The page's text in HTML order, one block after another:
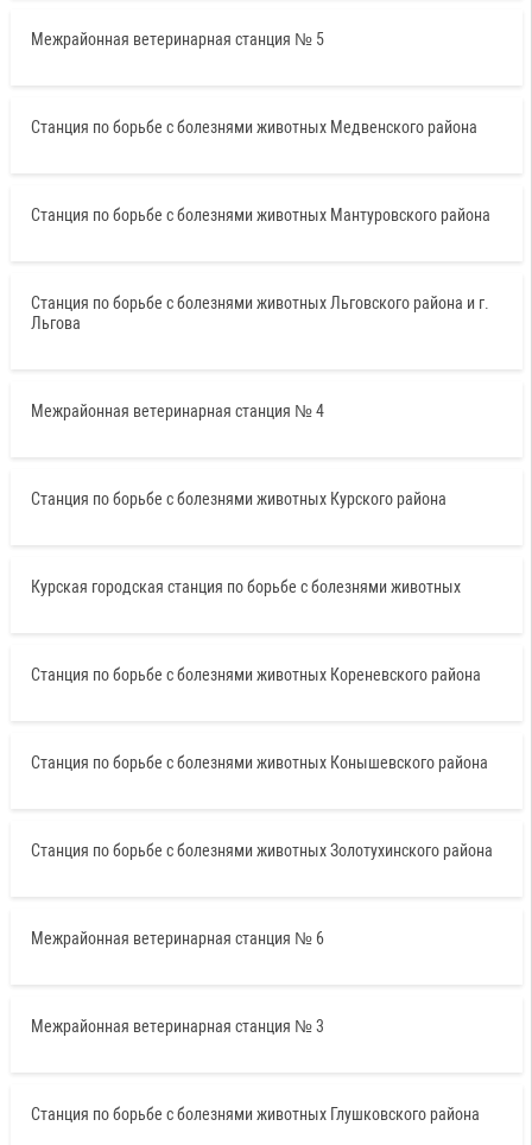
Межрайонная ветеринарная станция № 5
Станция по борьбе с болезнями животных Медвенского района
Станция по борьбе с болезнями животных Мантуровского района
Станция по борьбе с болезнями животных Льговского района и г.
Льгова
Межрайонная ветеринарная станция № 4
Станция по борьбе с болезнями животных Курского района
Курская городская станция по борьбе с болезнями животных
Станция по борьбе с болезнями животных Кореневского района
Станция по борьбе с болезнями животных Конышевского района
Станция по борьбе с болезнями животных Золотухинского района
Межрайонная ветеринарная станция № 6
Межрайонная ветеринарная станция № 3
Станция по борьбе с болезнями животных Глушковского района